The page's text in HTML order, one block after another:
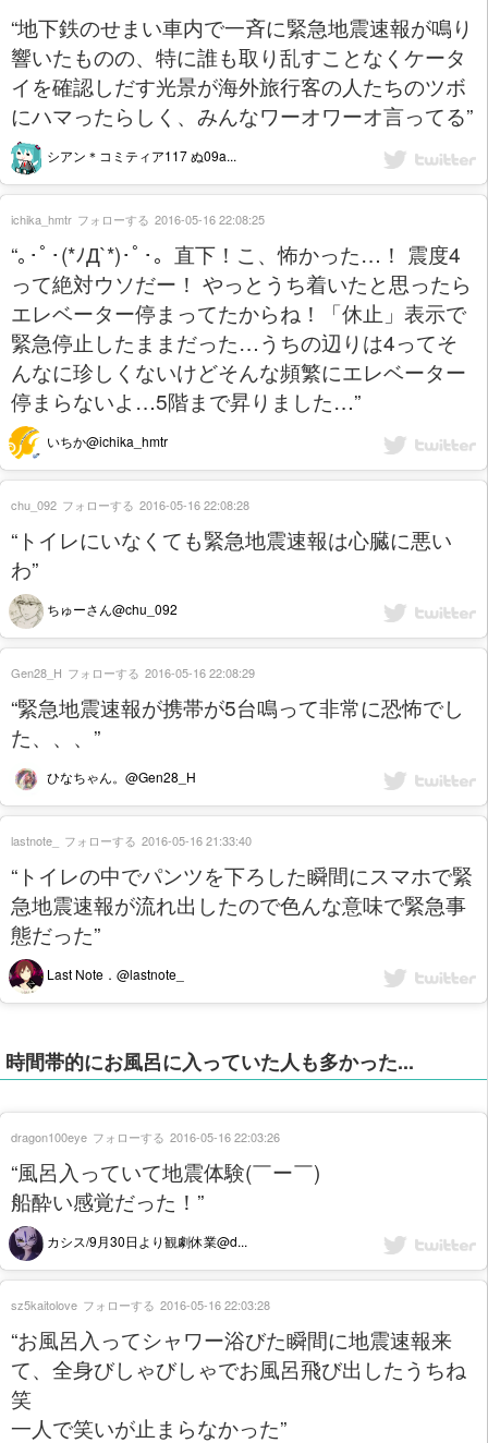
“地下鉄のせまい車内で一斉に緊急地震速報が鳴り
響いたものの、特に誰も取り乱すことなくケータ
イを確認しだす光景が海外旅行客の人たちのツボ
にハマったらしく、みんなワーオワーオ言ってる”
シアン＊コミティア117 ぬ09a...
“｡･ﾟ･(*ﾉД`*)･ﾟ･。直下！こ、怖かった…！ 震度4
って絶対ウソだー！ やっとうち着いたと思ったら
エレベーター停まってたからね！「休止」表示で
緊急停止したままだった…うちの辺りは4ってそ
んなに珍しくないけどそんな頻繁にエレベーター
停まらないよ…5階まで昇りました…”
いちか@ichika_hmtr
ichika_hmtr フォローする 2016-05-16 22:08:25
“トイレにいなくても緊急地震速報は心臓に悪い
わ”
ちゅーさん@chu_092
chu_092 フォローする 2016-05-16 22:08:28
“緊急地震速報が携帯が5台鳴って非常に恐怖でし
た、、、”
ひなちゃん。@Gen28_H
Gen28_H フォローする 2016-05-16 22:08:29
“トイレの中でパンツを下ろした瞬間にスマホで緊
急地震速報が流れ出したので色んな意味で緊急事
態だった”
Last Note．@lastnote_
lastnote_ フォローする 2016-05-16 21:33:40
時間帯的にお風呂に入っていた人も多かった...
“風呂入っていて地震体験(￣ー￣)
船酔い感覚だった！”
カシス/9月30日より観劇休業@d...
dragon100eye フォローする 2016-05-16 22:03:26
“お風呂入ってシャワー浴びた瞬間に地震速報来
て、全身びしゃびしゃでお風呂飛び出したうちね
笑
一人で笑いが止まらなかった”
sz5kaitolove フォローする 2016-05-16 22:03:28